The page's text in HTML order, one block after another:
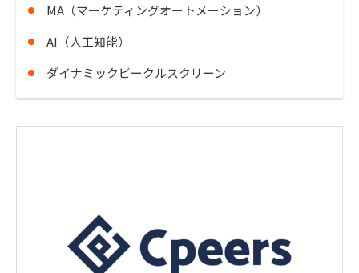
MA（マーケティングオートメーション）
AI（人工知能）
ダイナミックビークルスクリーン